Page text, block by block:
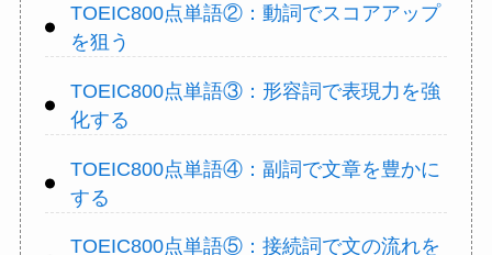
TOEIC800点単語②：動詞でスコアアップ
を狙う
TOEIC800点単語③：形容詞で表現力を強
化する
TOEIC800点単語④：副詞で文章を豊かに
する
TOEIC800点単語⑤：接続詞で文の流れを